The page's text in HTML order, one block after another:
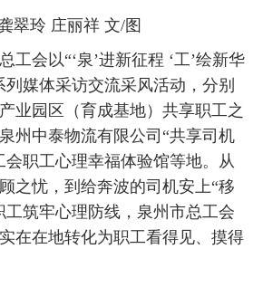
翠玲 庄丽祥 文/图
工会以“‘泉’进新征程 ‘工’绘新华
列媒体采访交流采风活动，分别
业园区（育成基地）共享职工之
州中泰物流有限公司“共享司机
会职工心理幸福体验馆等地。从
之忧，到给奔波的司机安上“移
工筑牢心理防线，泉州市总工会
在在地转化为职工看得见、摸得